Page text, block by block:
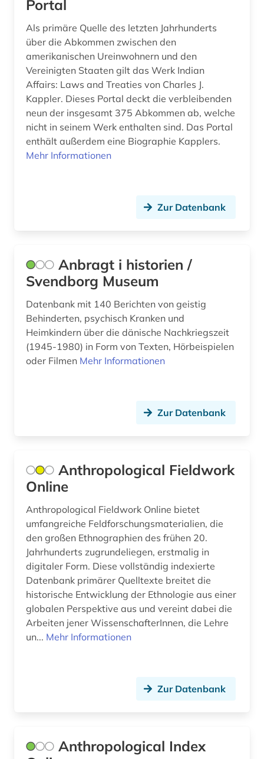
fachinformationsdienst (1)
fachportal (1)
feminismus (1)
fest (1)
film (2)
filmgeschichte (1)
flandern <belgien> (1)
flucht (1)
fluchtbewegungen (1)
flurdenkmal (1)
flüchtling (1)
forschungsreise (1)
fotografie (2)
fotosammlung (1)
frankreich (1)
frau (1)
frauenforschung (1)
förderverein (1)
Portal
Als primäre Quelle des letzten Jahrhunderts
über die Abkommen zwischen den
amerikanischen Ureinwohnern und den
Vereinigten Staaten gilt das Werk Indian
Affairs: Laws and Treaties von Charles J.
Kappler. Dieses Portal deckt die verbleibenden
neun der insgesamt 375 Abkommen ab, welche
nicht in seinem Werk enthalten sind. Das Portal
enthält außerdem eine Biographie Kapplers.
Mehr Informationen
Zur Datenbank
Anbragt i historien /
Svendborg Museum
Datenbank mit 140 Berichten von geistig
Behinderten, psychisch Kranken und
Heimkindern über die dänische Nachkriegszeit
(1945-1980) in Form von Texten, Hörbeispielen
oder Filmen Mehr Informationen
Zur Datenbank
Anthropological Fieldwork
Online
Anthropological Fieldwork Online bietet
umfangreiche Feldforschungsmaterialien, die
den großen Ethnographien des frühen 20.
Jahrhunderts zugrundeliegen, erstmalig in
digitaler Form. Diese vollständig indexierte
Datenbank primärer Quelltexte breitet die
historische Entwicklung der Ethnologie aus einer
globalen Perspektive aus und vereint dabei die
Arbeiten jener WissenschafterInnen, die Lehre
un... Mehr Informationen
Zur Datenbank
Anthropological Index